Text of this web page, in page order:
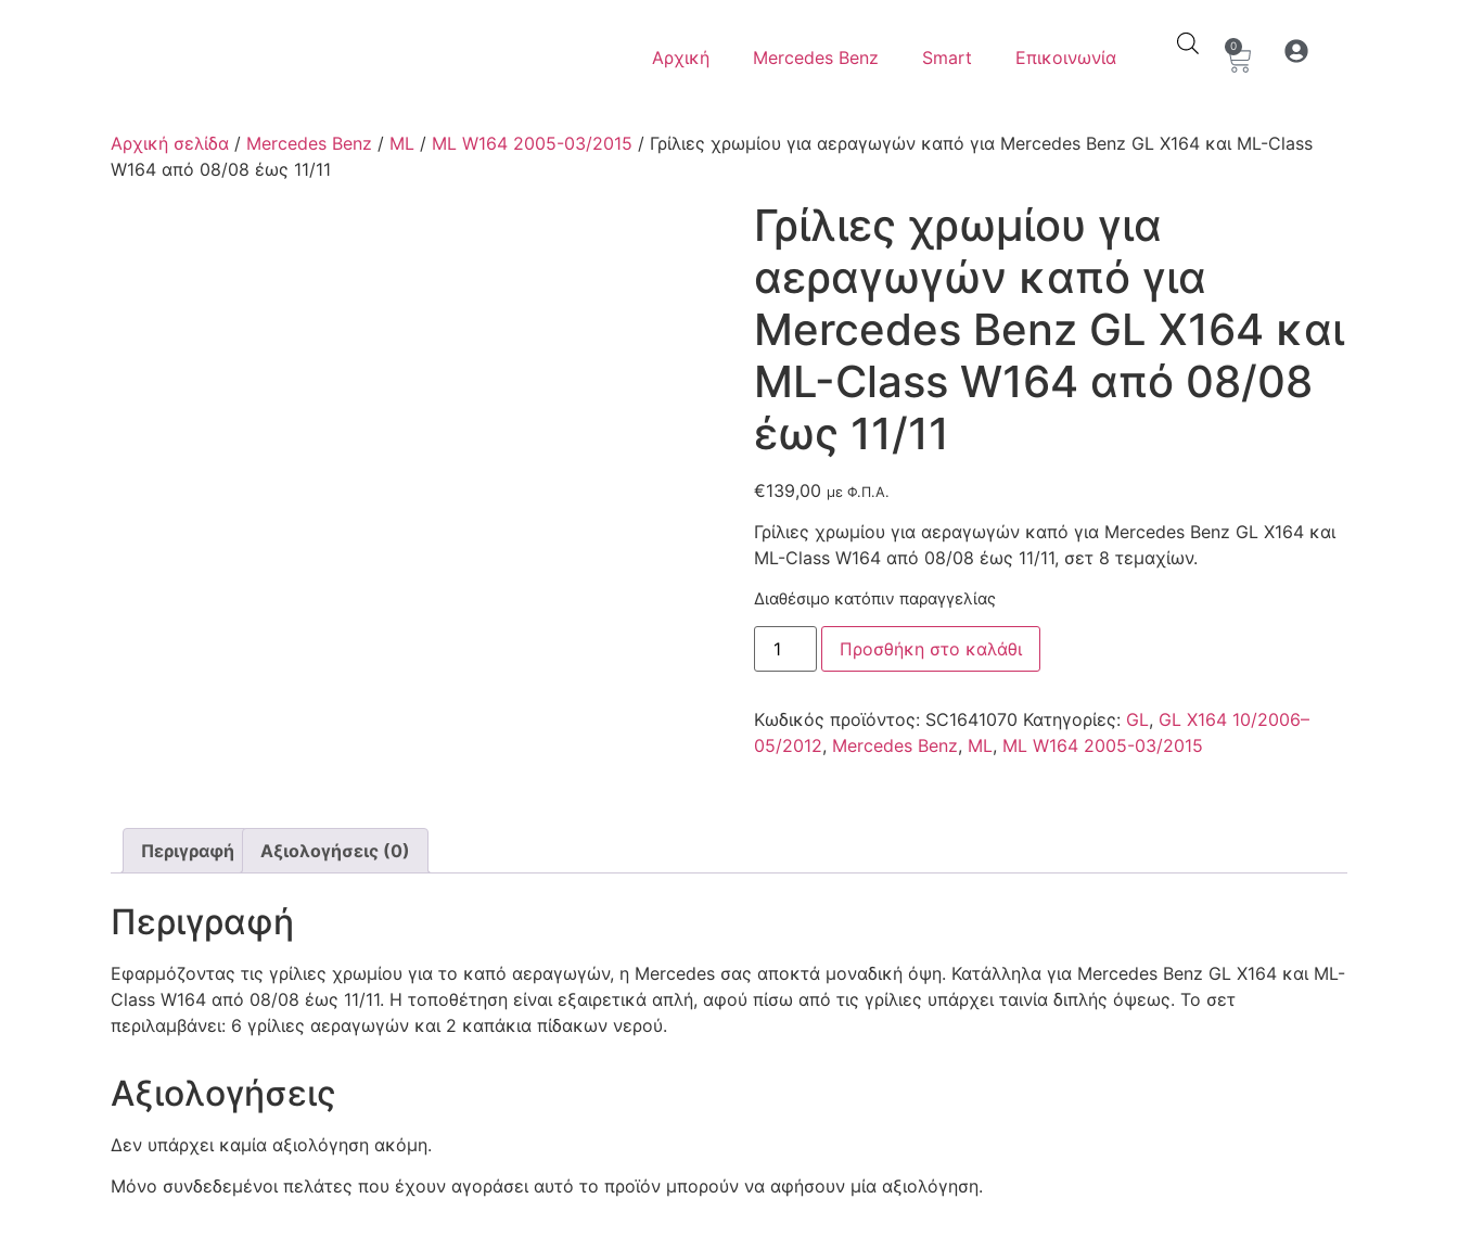
Αρχική Mercedes Benz Smart Επικοινωνία
0
Αρχική σελίδα / Mercedes Benz / ML / ML W164 2005-03/2015 / Γρίλιες χρωμίου για αεραγωγών καπό για Mercedes Benz GL X164 και ML-Class
W164 από 08/08 έως 11/11
Γρίλιες χρωμίου για
αεραγωγών καπό για
Mercedes Benz GL X164 και
ML-Class W164 από 08/08
έως 11/11
€139,00 με Φ.Π.Α.
Γρίλιες χρωμίου για αεραγωγών καπό για Mercedes Benz GL X164 και
ML-Class W164 από 08/08 έως 11/11, σετ 8 τεμαχίων.
Διαθέσιμο κατόπιν παραγγελίας
Προσθήκη στο καλάθι
Κωδικός προϊόντος: SC1641070 Κατηγορίες: GL, GL X164 10/2006–
05/2012, Mercedes Benz, ML, ML W164 2005-03/2015
Περιγραφή Αξιολογήσεις (0)
Περιγραφή
Εφαρμόζοντας τις γρίλιες χρωμίου για το καπό αεραγωγών, η Mercedes σας αποκτά μοναδική όψη. Κατάλληλα για Mercedes Benz GL X164 και ML-
Class W164 από 08/08 έως 11/11. Η τοποθέτηση είναι εξαιρετικά απλή, αφού πίσω από τις γρίλιες υπάρχει ταινία διπλής όψεως. Το σετ
περιλαμβάνει: 6 γρίλιες αεραγωγών και 2 καπάκια πίδακων νερού.
Αξιολογήσεις
Δεν υπάρχει καμία αξιολόγηση ακόμη.
Μόνο συνδεδεμένοι πελάτες που έχουν αγοράσει αυτό το προϊόν μπορούν να αφήσουν μία αξιολόγηση.